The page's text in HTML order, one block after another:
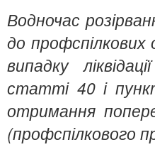
Водночас
до профспілкових
випадку
статті 40 і
отримання
(профспілкового